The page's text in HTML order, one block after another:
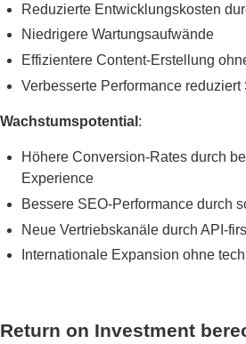
Reduzierte Entwicklungskosten
Niedrigere Wartungsaufwände
Effizientere Content-Erstellung
Verbesserte Performance reduziert
Wachstumspotential :
Höhere Conversion-Rates durch
Experience
Bessere SEO-Performance durch
Neue Vertriebskanäle durch API-
Internationale Expansion ohne
Return on Investment